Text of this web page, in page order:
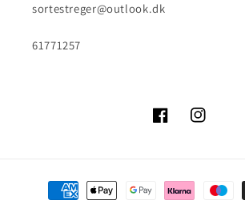
sortestreger@outlook.dk
61771257
FacebookInstagram
Betalingsmetoder